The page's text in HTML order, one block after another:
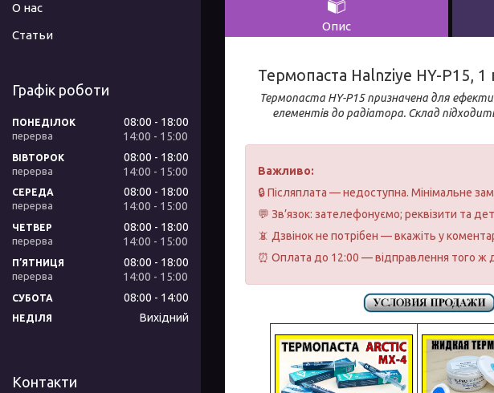
Опис
Термопаста Halnziye HY-P15, 1
Термопаста HY-P15 призначена для
елементів до радіатора. Склад
Важливо:
🔒 Післяплата — недоступна. Мінімальне
💬 Зв’язок: зателефонуємо; реквізити та
📵 Дзвінок не потрібен — вкажіть у
⏰ Оплата до 12:00 — відправлення того ж
О нас
Статьи
Графік роботи
ПОНЕДІЛОК 08:00
18:00
14:00
15:00
ВІВТОРОК 08:00
18:00
14:00
15:00
СЕРЕДА 08:00
18:00
14:00
15:00
ЧЕТВЕР 08:00
18:00
14:00
15:00
ПʼЯТНИЦЯ 08:00
18:00
14:00
15:00
СУБОТА 08:00 14:00
НЕДІЛЯ Вихідний
Контакти